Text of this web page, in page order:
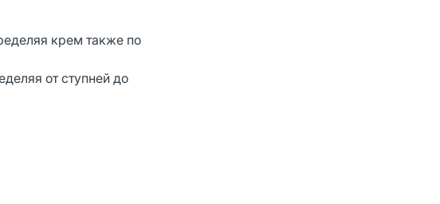
крем также по
от ступней до